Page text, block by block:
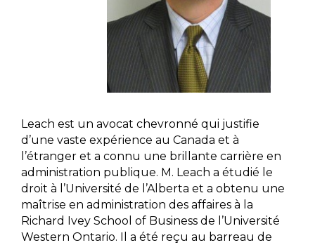
Leach est un avocat chevronné qui justifie
d’une vaste expérience au Canada et à
l’étranger et a connu une brillante carrière en
administration publique. M. Leach a étudié le
droit à l’Université de l’Alberta et a obtenu une
maîtrise en administration des affaires à la
Richard Ivey School of Business de l’Université
Western Ontario. Il a été reçu au barreau de